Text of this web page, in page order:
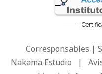
Corresponsables |
Nakama Estudio |